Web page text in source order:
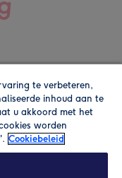
Lees de
te verbeteren,
inhoud aan te
u akkoord met het
worden
Cookiebeleid